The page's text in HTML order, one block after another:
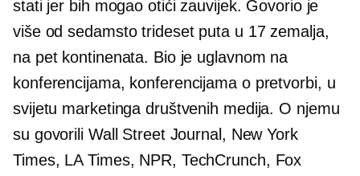
stati jer bih mogao otići zauvijek. Govorio je
više od sedamsto trideset puta u 17 zemalja,
na pet kontinenata. Bio je uglavnom na
konferencijama, konferencijama o pretvorbi, u
svijetu marketinga društvenih medija. O njemu
su govorili Wall Street Journal, New York
Times, LA Times, NPR, TechCrunch, Fox